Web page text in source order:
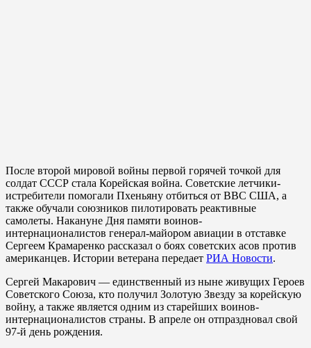
После второй мировой войны первой горячей точкой для
солдат СССР стала Корейская война. Советские летчики-
истребители помогали Пхеньяну отбиться от ВВС США, а
также обучали союзников пилотировать реактивные
самолеты. Накануне Дня памяти воинов-
интернационалистов генерал-майором авиации в отставке
Сергеем Крамаренко рассказал о боях советских асов против
американцев. Истории ветерана передает РИА Новости.
Сергей Макарович — единственный из ныне живущих Героев
Советского Союза, кто получил Золотую Звезду за корейскую
войну, а также является одним из старейших воинов-
интернационалистов страны. В апреле он отпраздновал свой
97-й день рождения.